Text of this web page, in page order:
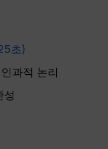
초)
과적 논리
성